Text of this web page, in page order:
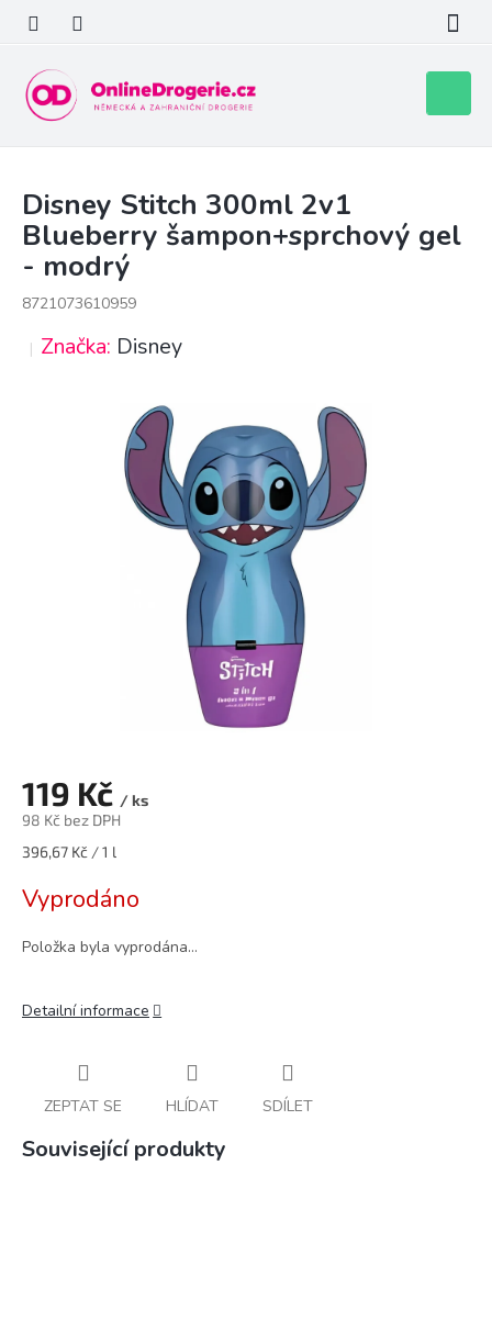
obsah
košík
Disney Stitch 300ml 2v1
Blueberry šampon+sprchový gel
- modrý
8721073610959
Značka: Disney
119 Kč / ks
98 Kč bez DPH
Měrná
396,67 Kč / 1 l
Vyprodáno
Položka byla vyprodána…
Detailní informace
ZEPTAT SE HLÍDAT SDÍLET
Související produkty